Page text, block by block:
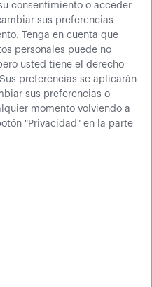
consentimiento o acceder
sus preferencias
Tenga en cuenta que
personales puede no
usted tiene el derecho
preferencias se aplicarán
sus preferencias o
momento volviendo a
"Privacidad" en la parte